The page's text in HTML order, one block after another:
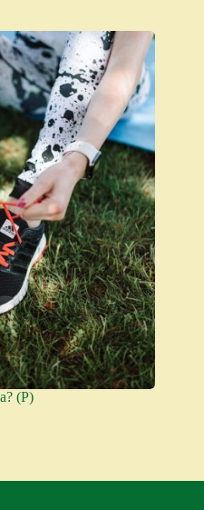
(P)